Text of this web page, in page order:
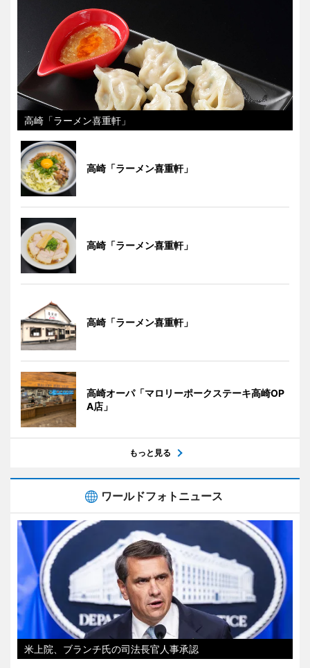
高崎「ラーメン喜重軒」
高崎「ラーメン喜重軒」
高崎「ラーメン喜重軒」
高崎「ラーメン喜重軒」
高崎オーパ「マロリーポークステーキ高崎OP
A店」
もっと見る
ワールドフォトニュース
米上院、ブランチ氏の司法長官人事承認